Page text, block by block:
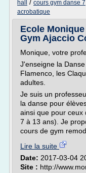
hall / cours gym danse 7
acrobatique
Ecole
Gym Ajaccio
Monique, votre
J'enseigne la
Flamenco, les
adultes.
Je suis un
la danse pour
ainsi que pour ceux
7 à 13 ans). Je
cours de gym
Lire la suite
Date: 2017-03-04
Site : http://